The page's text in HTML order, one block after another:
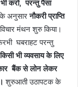
करो, परन्तु पैसा
अनुसारनौकरी प्राप्ति
मंथन शुरु किया।
घबराहट परन्तु
किसी भी व्यवसाय के लिए
बैंक से लोन लेकर
शुरुआती उठापटक के